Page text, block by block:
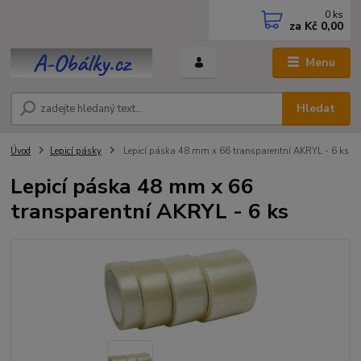
Menu
Hledat
0 ks
za Kč 0,00
Úvod Lepicí pásky Lepicí páska 48 mm x 66 transparentní AKRYL - 6 ks
Lepicí páska 48 mm x 66
transparentní AKRYL - 6 ks